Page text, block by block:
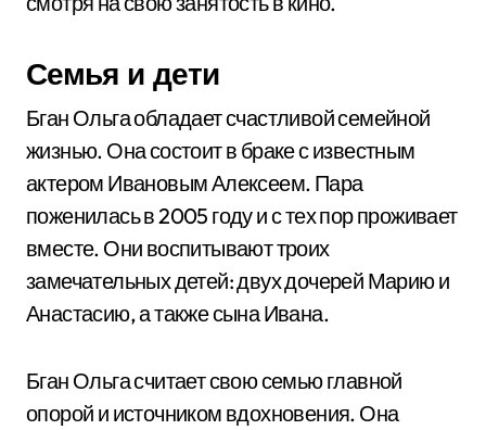
Семья и дети
Бган Ольга обладает счастливой семейной
жизнью. Она состоит в браке с известным
актером Ивановым Алексеем. Пара
поженилась в 2005 году и с тех пор проживает
вместе. Они воспитывают троих
замечательных детей: двух дочерей Марию и
Анастасию, а также сына Ивана.
Бган Ольга считает свою семью главной
опорой и источником вдохновения. Она